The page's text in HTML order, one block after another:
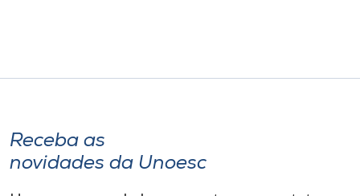
A+
Receba as
novidades da Unoesc